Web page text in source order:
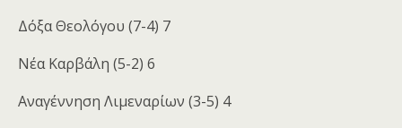
Δόξα Θεολόγου (7-4) 7
Νέα Καρβάλη (5-2) 6
Αναγέννηση Λιμεναρίων (3-5) 4